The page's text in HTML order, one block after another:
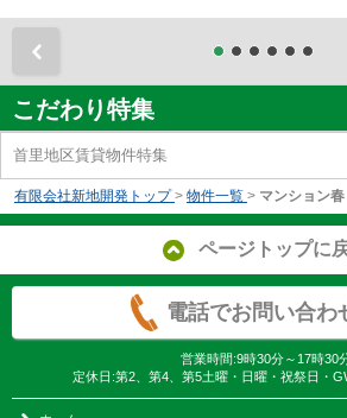
こだわり特集
首里地区賃貸物件特集
有限会社新地開発トップ > 物件一覧 > マンション
ページトップに
電話でお問い合わ
営業時間:9時30分～17時30
定休日:第2、第4、第5土曜・日曜・祝祭日・